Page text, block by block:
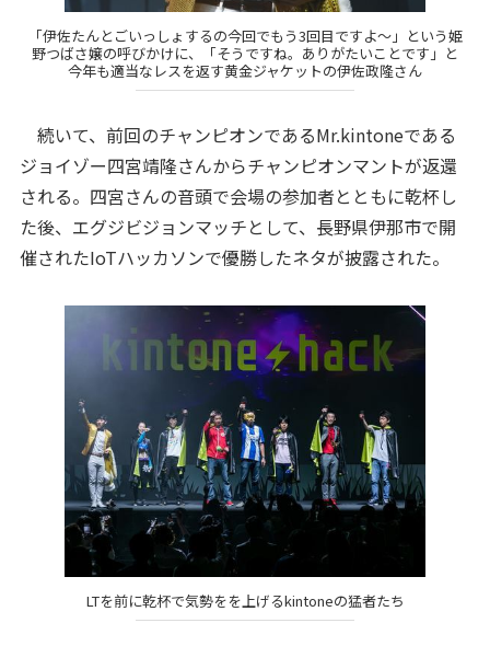
「伊佐たんとごいっしょするの今回でもう3回目ですよ～」という姫
野つばさ嬢の呼びかけに、「そうですね。ありがたいことです」と
今年も適当なレスを返す黄金ジャケットの伊佐政隆さん
続いて、前回のチャンピオンであるMr.kintoneである
ジョイゾー四宮靖隆さんからチャンピオンマントが返還
される。四宮さんの音頭で会場の参加者とともに乾杯し
た後、エグジビジョンマッチとして、長野県伊那市で開
催されたIoTハッカソンで優勝したネタが披露された。
LTを前に乾杯で気勢をを上げるkintoneの猛者たち